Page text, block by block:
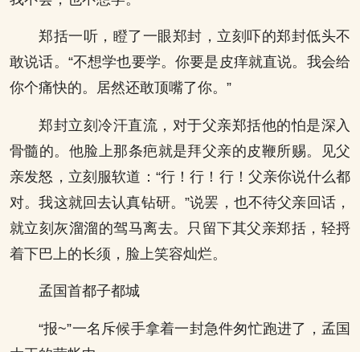
郑括一听，瞪了一眼郑封，立刻吓的郑封低头不
敢说话。“不想学也要学。你要是皮痒就直说。我会给
你个痛快的。居然还敢顶嘴了你。”
郑封立刻冷汗直流，对于父亲郑括他的怕是深入
骨髓的。他脸上那条疤就是拜父亲的皮鞭所赐。见父
亲发怒，立刻服软道：“行！行！行！父亲你说什么都
对。我这就回去认真钻研。”说罢，也不待父亲回话，
就立刻灰溜溜的驾马离去。只留下其父亲郑括，轻捋
着下巴上的长须，脸上笑容灿烂。
孟国首都子都城
“报~”一名斥候手拿着一封急件匆忙跑进了，孟国